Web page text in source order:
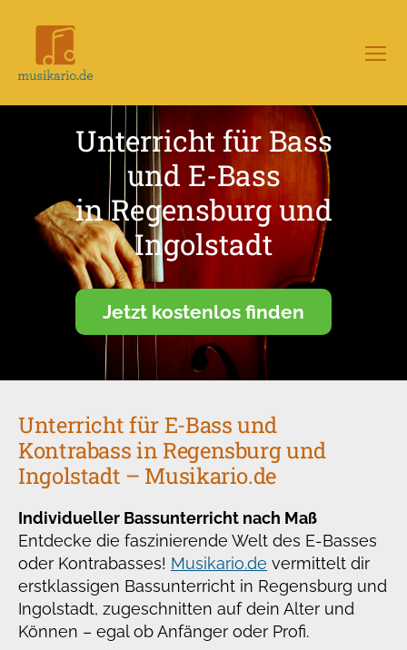
–
Musikunterricht
Unterricht für Bass
und E-Bass
in Regensburg und
Ingolstadt
Jetzt kostenlos finden
Unterricht für E-Bass und
Kontrabass in Regensburg und
Ingolstadt – Musikario.de
Individueller Bassunterricht nach Maß
Entdecke die faszinierende Welt des E-Basses
oder Kontrabasses! Musikario.de vermittelt dir
erstklassigen Bassunterricht in Regensburg und
Ingolstadt, zugeschnitten auf dein Alter und
Können – egal ob Anfänger oder Profi.